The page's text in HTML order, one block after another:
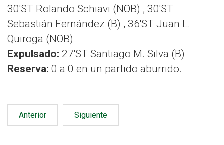
30'ST Rolando Schiavi (NOB) , 30'ST
Sebastián Fernández (B) , 36'ST Juan L.
Quiroga (NOB)
Expulsado: 27'ST Santiago M. Silva (B)
Reserva: 0 a 0 en un partido aburrido.
Anterior Siguiente